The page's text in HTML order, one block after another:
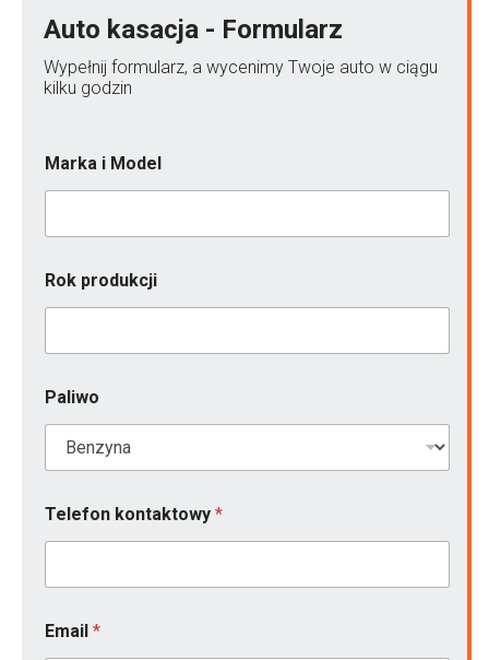
Auto kasacja - Formularz
Wypełnij formularz, a wycenimy Twoje auto w ciągu
kilku godzin
Marka i Model
Rok produkcji
Paliwo
Telefon kontaktowy *
Email *